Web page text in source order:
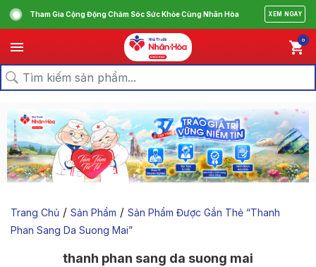
Tham Gia Cộng Động Chăm Sóc Sức Khỏe Cùng Nhân Hòa XEM NGAY
0
Trang Chủ / Sản Phẩm / Sản Phẩm Được Gắn Thẻ “thanh
Phan Sang Da Suong Mai”
thanh phan sang da suong mai